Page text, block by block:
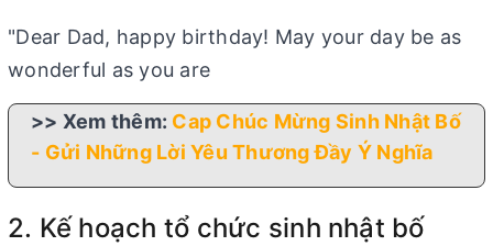
"Dear Dad, happy birthday! May your day be as
wonderful as you are
>> Xem thêm: Cap Chúc Mừng Sinh Nhật Bố
- Gửi Những Lời Yêu Thương Đầy Ý Nghĩa
2. Kế hoạch tổ chức sinh nhật bố